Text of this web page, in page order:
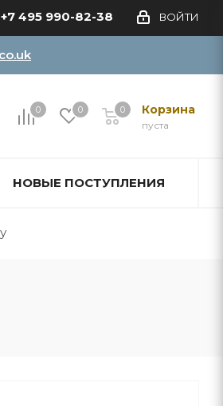
ВОЙТИ
+7 495 990-82-38
0 0 Корзина
пуста
0
НОВЫЕ ПОСТУПЛЕНИЯ